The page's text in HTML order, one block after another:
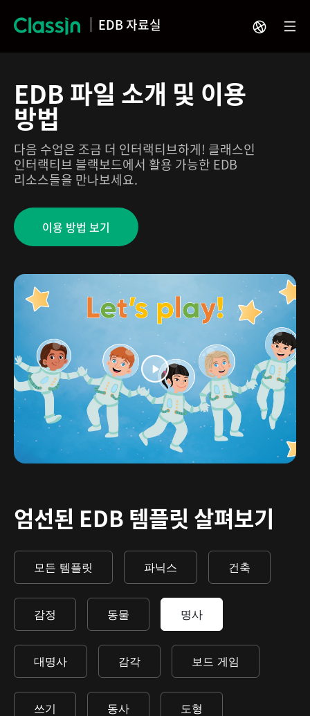
EDB 자료실
EDB 파일 소개 및 이용
방법
다음 수업은 조금 더 인터랙티브하게! 클래스인
인터랙티브 블랙보드에서 활용 가능한 EDB
리소스들을 만나보세요.
이용 방법 보기
엄선된 EDB 템플릿 살펴보기
모든 템플릿 파닉스 건축
감정 동물 명사
대명사 감각 보드 게임
쓰기 동사 도형